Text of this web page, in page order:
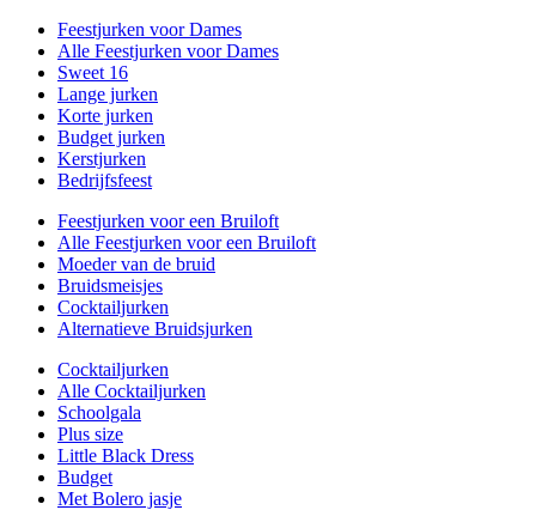
Feestjurken voor Dames
Alle Feestjurken voor Dames
Sweet 16
Lange jurken
Korte jurken
Budget jurken
Kerstjurken
Bedrijfsfeest
Feestjurken voor een Bruiloft
Alle Feestjurken voor een Bruiloft
Moeder van de bruid
Bruidsmeisjes
Cocktailjurken
Alternatieve Bruidsjurken
Cocktailjurken
Alle Cocktailjurken
Schoolgala
Plus size
Little Black Dress
Budget
Met Bolero jasje